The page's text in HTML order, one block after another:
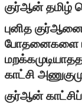
குர்ஆன் தமிழ்
புனித
போதனைகளை
காட்சி
குர்ஆன்